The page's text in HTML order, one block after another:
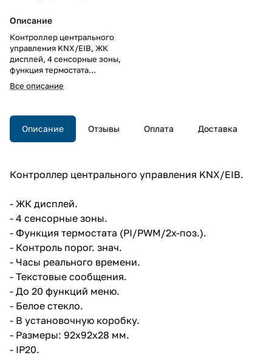
Описание
Контроллер центрального
управления KNX/EIB, ЖК
дисплей, 4 сенсорные зоны,
функция термостата
(PI/PWM/2х-поз.), контроль
порог. знач., часы реального
сообщения, до 20 функций
меню, белое стекло, в
установочную коробку,
дисплей, 4 сенсорные зоны,
(PI/PWM/2х-поз.), контроль
порог. знач., часы реального
времени, текстовые
сообщения, до 20 функций
меню, белое стекло, в
установочную коробку,
92x92x28 мм, IP20.
Все описание
Описание Отзывы Оплата Доставка
Контроллер центрального управления KNX/EIB.
- ЖК дисплей.
- 4 сенсорные зоны.
- Функция термостата (PI/PWM/2х-поз.).
- Контроль порог. знач.
- Часы реального времени.
- Текстовые сообщения.
- До 20 функций меню.
- Белое стекло.
- В установочную коробку.
- Размеры: 92x92x28 мм.
- IP20.